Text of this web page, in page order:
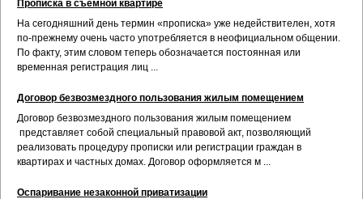
Прописка в съемной квартире
На сегодняшний день термин «прописка» уже недействителен, хотя
по-прежнему очень часто употребляется в неофициальном общении.
По факту, этим словом теперь обозначается постоянная или
временная регистрация лиц ...
Договор безвозмездного пользования жилым помещением
Договор безвозмездного пользования жилым помещением
представляет собой специальный правовой акт, позволяющий
реализовать процедуру прописки или регистрации граждан в
квартирах и частных домах. Договор оформляется м ...
Оспаривание незаконной приватизации